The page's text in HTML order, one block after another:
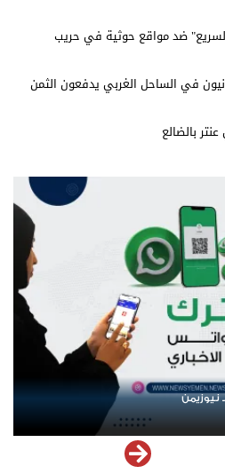
ضد مواقع حوثية في حريب
في الساحل الغربي يدفعون الثمن
بالضالع
نيوزيمن